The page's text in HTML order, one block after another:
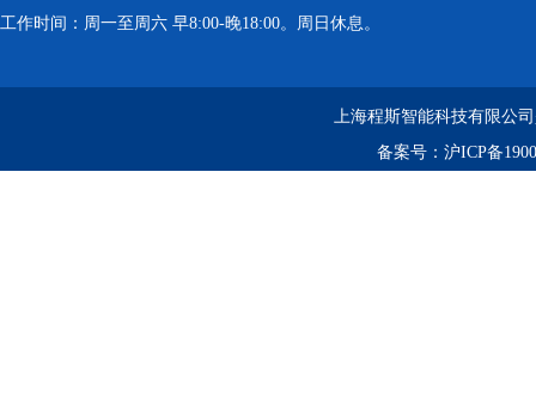
药品稳定性试验箱
工作时间：周一至周六 早8:00-晚18:00。周日休息。
上海程斯智能科技有限公
备案号： 沪ICP备